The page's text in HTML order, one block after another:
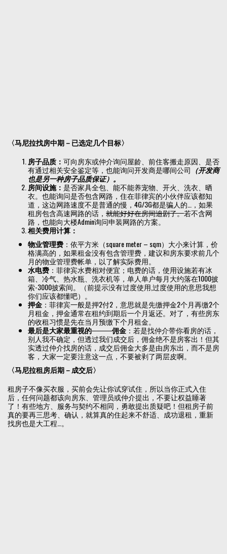
〈马尼拉找房中期－已选定几个目标〉
房子品质： 可向房东或仲介询问屋龄、前住客搬走原因、是否
有通过相关安全鉴定等，也能询问开发商是哪间公司 （开发商
也是另一种房子品质保证）。
房间设施： 是否家具全包、能不能养宠物、开火、洗衣、晒
衣。也能询问是否包含网路，住在菲律宾的小伙伴应该都知
道，这边网路速度不是普通的慢，4G/3G都是骗人的…，如果
租房包含高速网路的话， 就能好好在房间追剧了。若不含网
路，也能向大楼Admin询问申装网路的方案。
相关费用计算：
物业管理费 ：依平方米（square meter – sqm）大小来计算，价
格满高的，如果租金没有包含管理费，建议和房东要求前几个
月的物业管理费帐单，以了解实际费用。
水电费 ：菲律宾水费相对便宜；电费的话，使用设施若有冰
箱、冷气、热水瓶、洗衣机等，单人单户每月大约落在1000披
索-3000披索间。（前提示没有过度使用,过度使用的意思我想
你们应该都懂吧）。
押金 ：菲律宾一般是押2付2，意思就是先缴押金2个月再缴2个
月租金，押金通常在租约到期后一个月返还。对了，有些房东
的收租习惯是先在当月预缴下个月租金。
最后是大家最重视的────佣金 ：若是找仲介带你看房的话，
别人我不确定，但透过我们成交后，佣金绝不是房客出！但其
实透过仲介找房的话，成交后佣金大多是由房东出，而不是房
客，大家一定要注意这一点，不要被剥了两层皮啊。
〈马尼拉租房后期－成交后〉
租房子不像买衣服，买前会先让你试穿试住，所以当你正式入住
后，任何问题都该向房东、管理员或仲介提出，不要让权益睡著
了！有些地方、服务与契约不相同，勇敢提出质疑吧！但租房子前
真的要再三思考、确认，就算真的住起来不舒适、成功退租，重新
找房也是大工程…。